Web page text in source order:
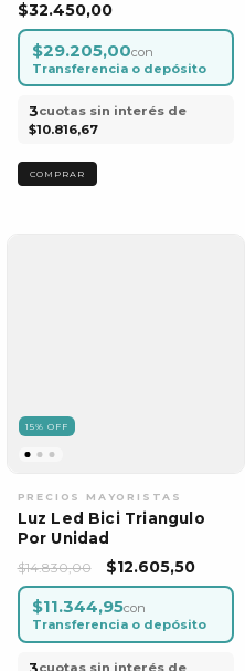
$32.450,00
$29.205,00con
Transferencia o depósito
3cuotas sin interés de
$10.816,67
15% OFF
Luz Led Bici Triangulo
Por Unidad
$14.830,00 $12.605,50
$11.344,95con
Transferencia o depósito
cuotas sin interés de